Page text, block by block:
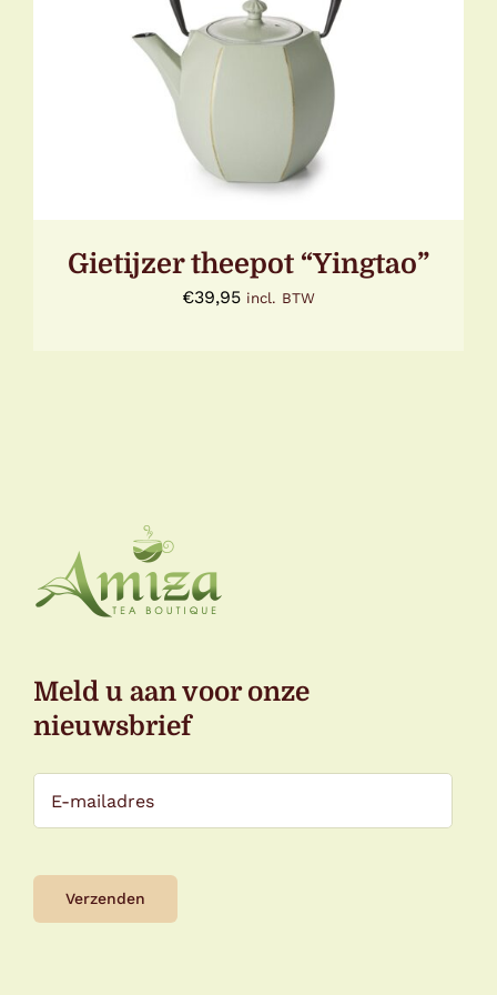
TOEVOEGEN AAN WINKELWAGEN
DETAILS
Gietijzer theepot “Yingtao”
€39,95 incl. BTW
Meld u aan voor onze
nieuwsbrief